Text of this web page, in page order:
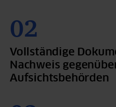
Vollständige
Nachweis
Aufsichtsbehörden